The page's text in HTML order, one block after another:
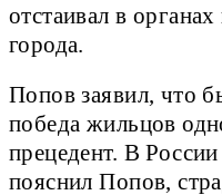
отстаивал в
города.
Попов заявил, что
победа жильцов
прецедент. В
пояснил Попов,